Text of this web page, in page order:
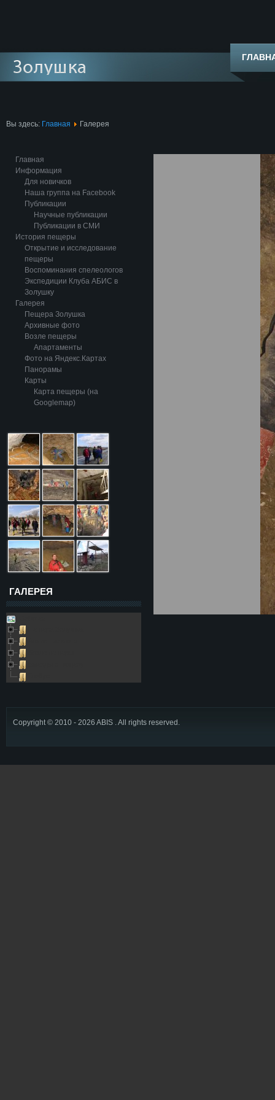
Вы здесь: Главная Галерея
Главная
Информация
Для новичков
Наша группа на Facebook
Публикации
Научные публикации
Публикации в СМИ
История пещеры
Открытие и исследование
пещеры
Воспоминания спелеологов
Экспедиции Клуба АБИС в
Золушку
Галерея
Пещера Золушка
Архивные фото
Возле пещеры
Апартаменты
Фото на Яндекс.Картах
Панорамы
Карты
Карта пещеры (на
Googlemap)
ГАЛЕРЕЯ
Copyright © 2010 - 2026 ABIS . All rights reserved.